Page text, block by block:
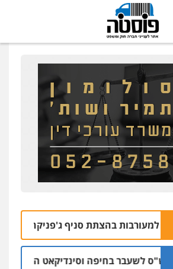
בהצתת סניף ג'פניקה בגבעתיים
לשעבר בחיפה וסינדיקאט ההלוואות